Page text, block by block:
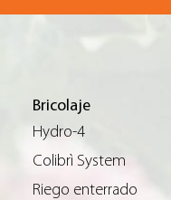
Bricolaje
Hydro-4
Colibrì System
Riego enterrado